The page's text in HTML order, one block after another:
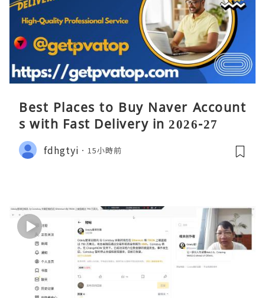
Best Places to Buy Naver Account
s with Fast Delivery in 2026-27
fdhgtyi 15小時前